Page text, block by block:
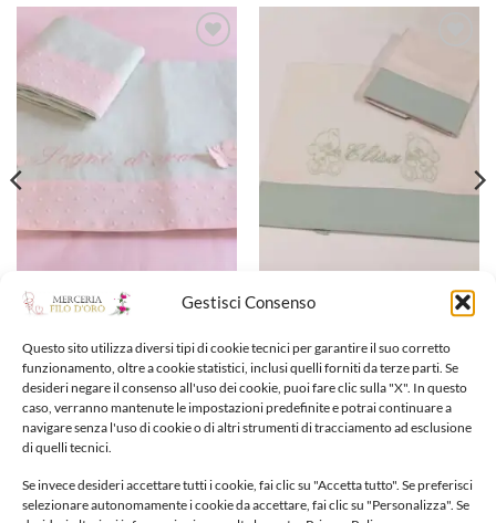
Gestisci Consenso
Questo sito utilizza diversi tipi di cookie tecnici per garantire il suo corretto
funzionamento, oltre a cookie statistici, inclusi quelli forniti da terze parti. Se
desideri negare il consenso all'uso dei cookie, puoi fare clic sulla "X". In questo
caso, verranno mantenute le impostazioni predefinite e potrai continuare a
navigare senza l'uso di cookie o di altri strumenti di tracciamento ad esclusione
di quelli tecnici.
Se invece desideri accettare tutti i cookie, fai clic su "Accetta tutto". Se preferisci
selezionare autonomamente i cookie da accettare, fai clic su "Personalizza". Se
Aggiungi
LENZUOLA CARROZZINA LETTINO
Lenzuola carrozzina
Aggiungi alla lista dei
desideri
dei
LENZUOLA CARROZZINA LETTINO
Lenzuola carrozzina lettino
di
prezzo:
da
45,00 €
a
75,00 €
Aggiungi alla lista dei
desideri